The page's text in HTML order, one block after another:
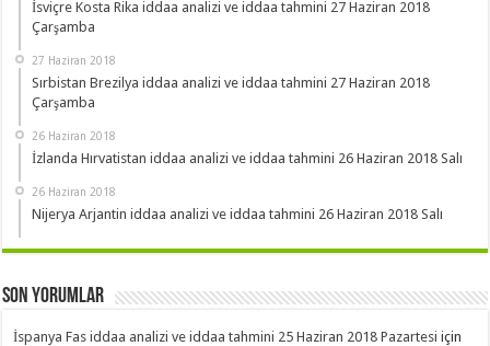
İsviçre Kosta Rika iddaa analizi ve iddaa tahmini 27 Haziran 2018
Çarşamba
27 Haziran 2018
Sırbistan Brezilya iddaa analizi ve iddaa tahmini 27 Haziran 2018
Çarşamba
26 Haziran 2018
İzlanda Hırvatistan iddaa analizi ve iddaa tahmini 26 Haziran 2018 Salı
26 Haziran 2018
Nijerya Arjantin iddaa analizi ve iddaa tahmini 26 Haziran 2018 Salı
Son Yorumlar
İspanya Fas iddaa analizi ve iddaa tahmini 25 Haziran 2018 Pazartesi için